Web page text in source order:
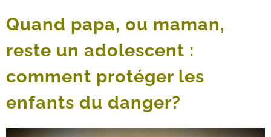
Quand papa, ou maman,
reste un adolescent :
comment protéger les
enfants du danger?